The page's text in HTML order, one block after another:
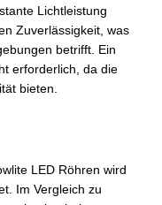
Lichtleistung
Zuverlässigkeit, was
betrifft. Ein
erforderlich, da die
bieten.
LED Röhren wird
Im Vergleich zu